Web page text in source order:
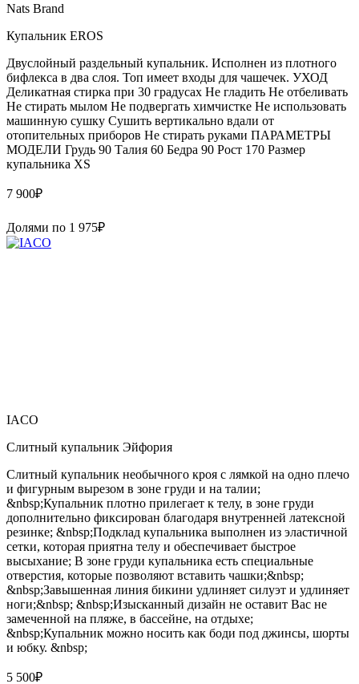
Nats Brand
Купальник EROS
Двуслойный раздельный купальник. Исполнен из плотного
бифлекса в два слоя. Топ имеет входы для чашечек. УХОД
Деликатная стирка при 30 градусах Не гладить Не отбеливать
Не стирать мылом Не подвергать химчистке Не использовать
машинную сушку Сушить вертикально вдали от
отопительных приборов Не стирать руками ПАРАМЕТРЫ
МОДЕЛИ Грудь 90 Талия 60 Бедра 90 Рост 170 Размер
купальника XS
7 900₽
Долями по 1 975₽
IACO
Слитный купальник Эйфория
Слитный купальник необычного кроя с лямкой на одно плечо
и фигурным вырезом в зоне груди и на талии;
&nbsp;Купальник плотно прилегает к телу, в зоне груди
дополнительно фиксирован благодаря внутренней латексной
резинке; &nbsp;Подклад купальника выполнен из эластичной
сетки, которая приятна телу и обеспечивает быстрое
высыхание; В зоне груди купальника есть специальные
отверстия, которые позволяют вставить чашки;&nbsp;
&nbsp;Завышенная линия бикини удлиняет силуэт и удлиняет
ноги;&nbsp; &nbsp;Изысканный дизайн не оставит Вас не
замеченной на пляже, в бассейне, на отдыхе;
&nbsp;Купальник можно носить как боди под джинсы, шорты
и юбку. &nbsp;
5 500₽